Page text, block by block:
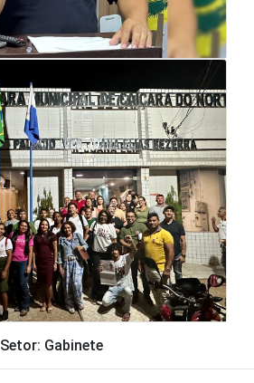
Setor: Gabinete